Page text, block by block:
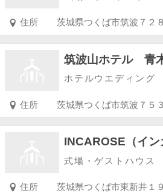
住所 茨城県つくば市筑波７２８
筑波山ホテル 青
ホテルウエディング
住所 茨城県つくば市筑波７５
INCAROSE（イン
式場・ゲストハウス
住所 茨城県つくば市東新井１